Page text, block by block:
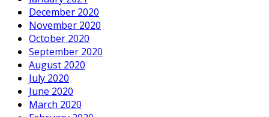
December 2020
November 2020
October 2020
September 2020
August 2020
July 2020
June 2020
March 2020